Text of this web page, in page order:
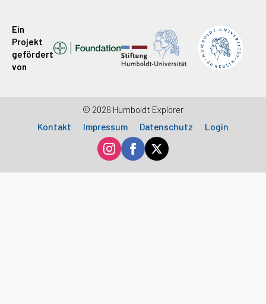
Ein
Projekt
gefördert
von
© 2026 Humboldt Explorer
Kontakt Impressum Datenschutz Login